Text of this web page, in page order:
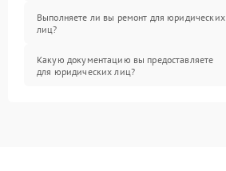
Выполняете ли вы ремонт для юридических
лиц?
Какую документацию вы предоставляете
для юридических лиц?